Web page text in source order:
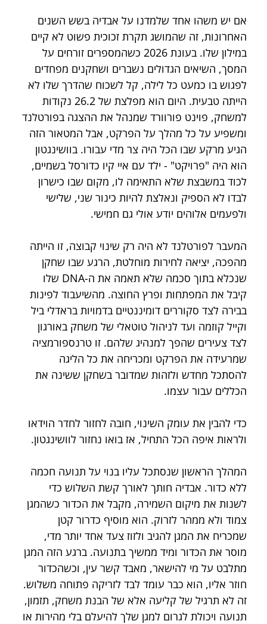
אם יש משהו אחד שלמדנו על אבדיה בשש השנים
האחרונות, זה שהמושג תקרת זכוכית פשוט לא קיים
במילון שלו. בעונת 2026 כשהמספרים זורחים על
המסך, השיאים הגדולים נשברים ושחקנים מפחדים
לפגוש בו כמעט כל לילה, קל לשכוח שהדרך שלו לא
הייתה טבעית. היום הוא מפלצת של 26.2 נקודות
למשחק, פוינט פורוורד שמנהל את ההצגה בפורטלנד
ומשפיע על כל מהלך על הפרקט, אבל המטאור הזה
הגיע מרקע שבו הכל היה צר מדי עבורו. בוושינגטון
הוא היה "פרויקט" - ילד עם איי קיו כדורסל בשמיים,
לכוד במשבצת שלא התאימה לו, מקום שבו כישרון
לבדו לא הספיק ונאלצת להיות כינור שני, שלישי
ולפעמים אלוהים יודע אולי גם חמישי.
המעבר לפורטלנד לא היה רק שינוי קבוצה, זו הייתה
מהפכה, יציאה לחירות מוחלטת, הרגע שבו שחקן
שנכלא בתוך סכמה שלא תאמה את ה-DNA שלו
קיבל את המפתחות ופרץ החוצה. מהשיעבוד לפינות
בבירה לצד סקוררים דומיננטיים בדמויות בראדלי ביל
וקייל קוזמה ועד לניהול טוטאלי של משחק באורגון
לצד צעירים שהפך למנהיג שלהם. זו טרנספורמציה
שמרעידה את הפרקט ומכריחה את כל הליגה
להסתכל מחדש ולזהות שמדובר בשחקן ששינה את
הכללים עבור עצמו.
כדי להבין את עומק השינוי, חובה לחזור לחדר הוידאו
ולראות איפה הכל התחיל, אז בואו נחזור לוושינגטון.
המהלך הראשון שנסתכל עליו בנוי על תנועה חכמה
ללא כדור. אבדיה חותך לאורך קשת השלוש כדי
לשנות את מיקום השמירה, מקבל את הכדור כשהמגן
צמוד ולא ממהר לזרוק. הוא מוסיף כדרור קטן
שמכריח את המגן להגיב ולזוז צעד אחד יותר מדי,
מוסר את הכדור ומיד ממשיך בתנועה. ברגע הזה המגן
מתלבט על מי להישאר, מאבד קשר עין, וכשהכדור
חוזר אליו, הוא כבר עומד לבד לזריקה פתוחה משלוש.
זה לא תרגיל של קליעה אלא של הבנת משחק, תזמון,
תנועה ויכולת לגרום למגן שלך להיעלם בלי מהירות או